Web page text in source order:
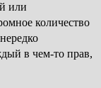
или
количество
в чем-то прав,